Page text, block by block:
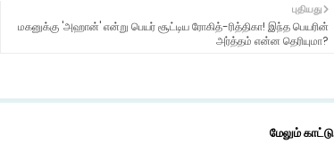
புதியது
மகனுக்கு 'அஹான்' என்று பெயர் சூட்டிய ரோகித்-ரித்திகா! இந்த பெயரின்
அர்த்தம் என்ன தெரியுமா?
மேலும் காட்டு